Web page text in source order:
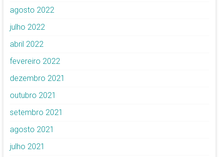
agosto 2022
julho 2022
abril 2022
fevereiro 2022
dezembro 2021
outubro 2021
setembro 2021
agosto 2021
julho 2021